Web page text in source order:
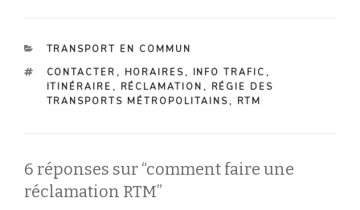
CATÉGORIES
TRANSPORT EN COMMUN
ÉTIQUETTES
CONTACTER , HORAIRES , INFO TRAFIC ,
ITINÉRAIRE , RÉCLAMATION , RÉGIE DES
TRANSPORTS MÉTROPOLITAINS , RTM
6 réponses sur “comment faire une
réclamation RTM”